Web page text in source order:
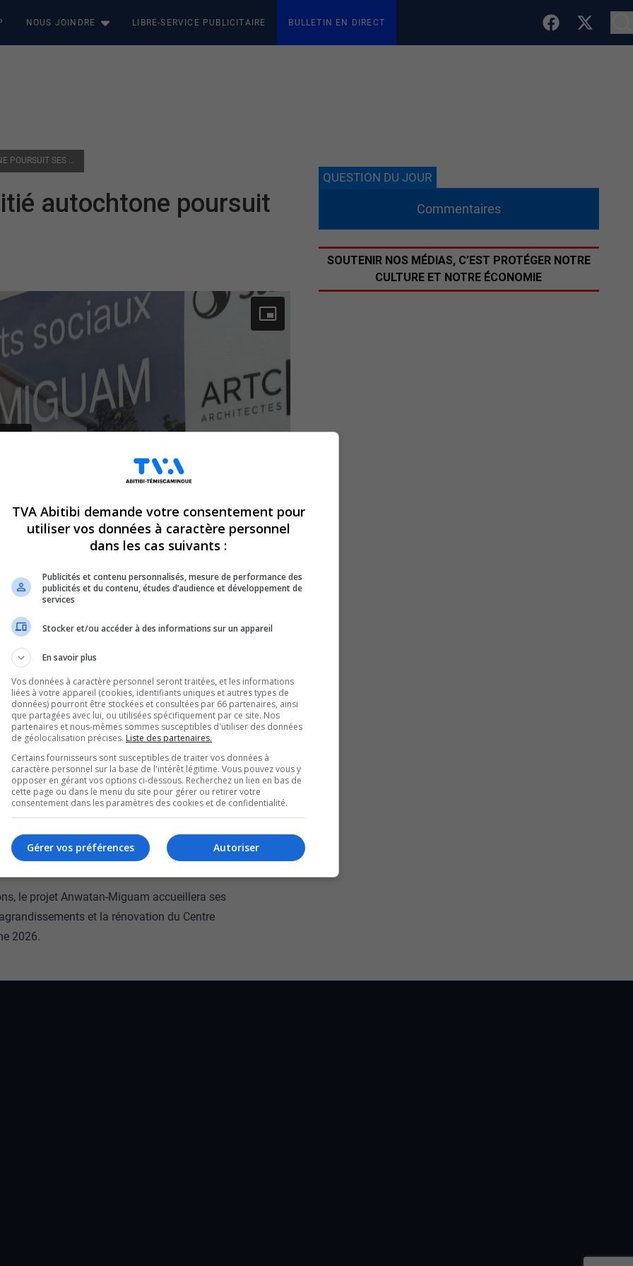
NOUS JOINDRE LIBRE-SERVICE PUBLICITAIRE BULLETIN EN DIRECT
VAL-D’OR : LE CENTRE D’AMITIÉ AUTOCHTONE POURSUIT SES PROJETS
autochtone poursuit
autochtone de
malgré du
Anwatan-Miguam, sur la 4e Avenue, avait
incendie criminel…
la directrice générale du Centre d’amitié
d’arrache-pied pour les services qui
le projet Anwatan-Miguam accueillera ses
et la rénovation du Centre
2026.
QUESTION DU JOUR
Commentaires
SOUTENIR NOS MÉDIAS, C’EST PROTÉGER NOTRE
CULTURE ET NOTRE ÉCONOMIE
TVA Abitibi demande votre consentement pour
utiliser vos données à caractère personnel
dans les cas suivants :
Publicités et contenu personnalisés, mesure de performance des
publicités et du contenu, études d’audience et développement de
services
Stocker et/ou accéder à des informations sur un appareil
En savoir plus
Vos données à caractère personnel seront traitées, et les informations
liées à votre appareil (cookies, identifiants uniques et autres types de
données) pourront être stockées et consultées par 66 partenaires, ainsi
que partagées avec lui, ou utilisées spécifiquement par ce site. Nos
partenaires et nous-mêmes sommes susceptibles d'utiliser des données
de géolocalisation précises. Liste des partenaires.
Certains fournisseurs sont susceptibles de traiter vos données à
caractère personnel sur la base de l'intérêt légitime. Vous pouvez vous y
opposer en gérant vos options ci-dessous. Recherchez un lien en bas de
cette page ou dans le menu du site pour gérer ou retirer votre
consentement dans les paramètres des cookies et de confidentialité.
Autoriser
Gérer vos préférences